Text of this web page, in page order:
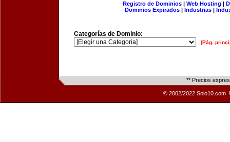
Registro de Dominios| Web Hosting |
Dominios Expirados | Industrias |
Categorías de Dominio:
[Pág.
** Precios
© 2002/2022 Solo10.com